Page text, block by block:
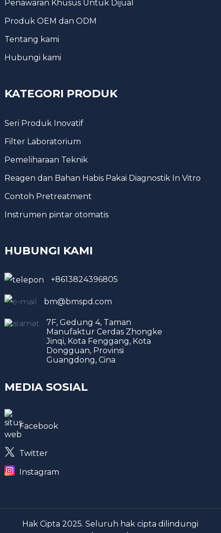
Penawaran Khusus Untuk Dijual
Produk OEM dan ODM
Tentang kami
Hubungi kami
KATEGORI PRODUK
Seri Produk Inovatif
Filter Laboratorium
Pemeliharaan Teknik
Reagen dan Bahan Habis Pakai Diagnostik In Vitro
Contoh Pretreatment
Instrumen pintar otomatis
HUBUNGI KAMI
+8613824396805
bm@bmspd.com
7F, Gedung 4, Taman
Manufaktur Cerdas Zhongke
Jinqi, Kota Fenggang, Kota
Dongguan, Provinsi
Guangdong, Cina
MEDIA SOSIAL
Facebook
Twitter
Instagram
Hak Cipta 2025. Seluruh hak cipta dilindungi